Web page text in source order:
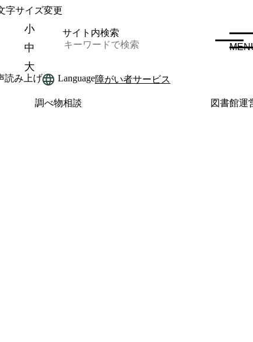
字サイズ変更
小
中
大
サイト内検索
読み上げ Language障がい者サービス
調べ物相談 図書館運